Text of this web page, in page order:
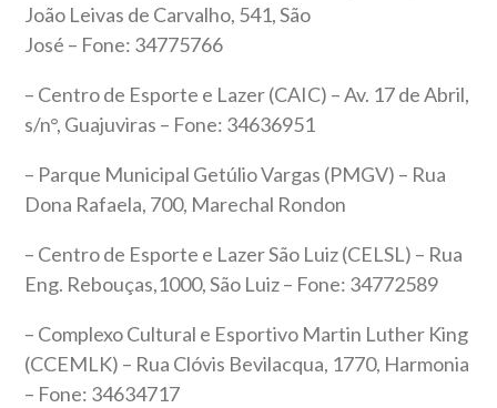
João Leivas de Carvalho, 541, São
José – Fone: 34775766
– Centro de Esporte e Lazer (CAIC) – Av. 17 de Abril,
s/n°, Guajuviras – Fone: 34636951
– Parque Municipal Getúlio Vargas (PMGV) – Rua
Dona Rafaela, 700, Marechal Rondon
– Centro de Esporte e Lazer São Luiz (CELSL) – Rua
Eng. Rebouças,1000, São Luiz – Fone: 34772589
– Complexo Cultural e Esportivo Martin Luther King
(CCEMLK) – Rua Clóvis Bevilacqua, 1770, Harmonia
– Fone: 34634717